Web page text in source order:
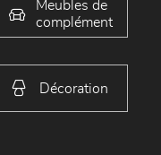
Meubles de
complément
Décoration